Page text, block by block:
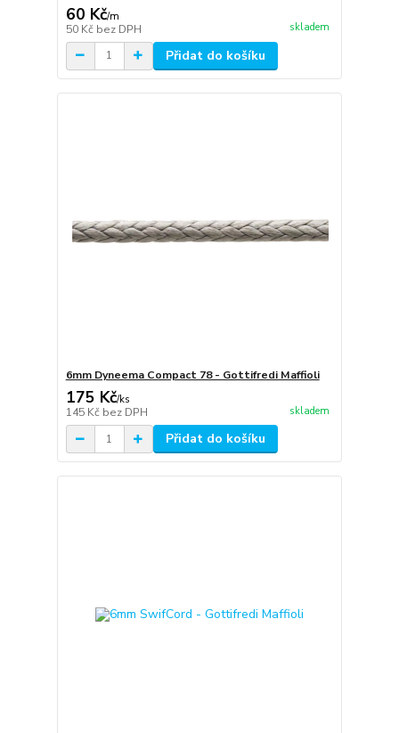
60 Kč/m
50 Kč bez DPH skladem
Přidat do košíku
6mm Dyneema Compact 78 - Gottifredi Maffioli
175 Kč/ks
145 Kč bez DPH skladem
Přidat do košíku